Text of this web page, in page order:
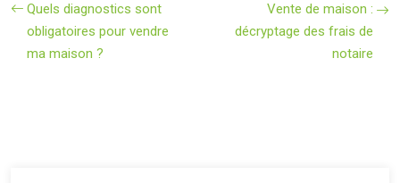
Quels diagnostics sont
obligatoires pour vendre
ma maison ?
Vente de maison :
décryptage des frais de
notaire